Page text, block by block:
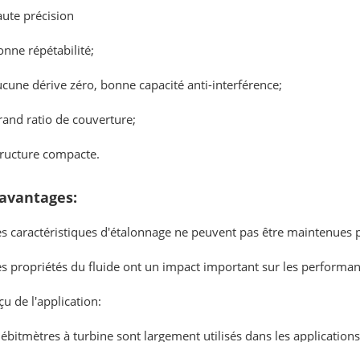
précision
répétabilité;
dérive zéro, bonne capacité anti-interférence;
ratio de couverture;
compacte.
caractéristiques d'étalonnage ne peuvent pas être
propriétés du fluide ont un impact important sur les
de l'application:
à turbine sont largement utilisés dans les